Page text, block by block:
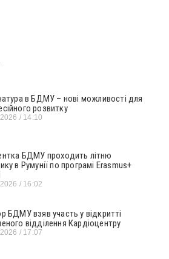
в БДМУ – нові можливості для
розвитку
14:10
БДМУ проходить літню
в Румунії по програмі Erasmus+
16:02
БДМУ взяв участь у відкритті
відділення Кардіоцентру
17:07